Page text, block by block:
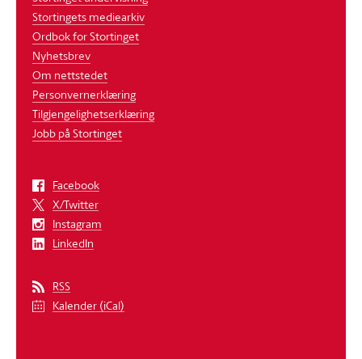
Stortingets mediearkiv
Ordbok for Stortinget
Nyhetsbrev
Om nettstedet
Personvernerklæring
Tilgjengelighetserklæring
Jobb på Stortinget
Facebook
X/Twitter
Instagram
LinkedIn
RSS
Kalender (iCal)